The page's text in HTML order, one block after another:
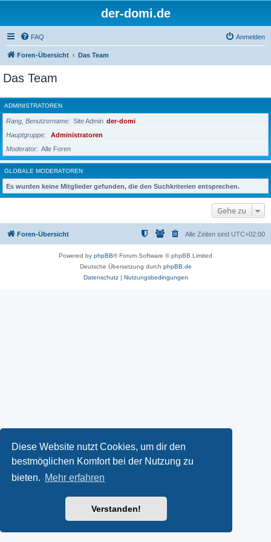
Diese Website nutzt Cookies, um dir den
bestmöglichen Komfort bei der Nutzung zu
bieten. Mehr erfahren
Verstanden!
der-domi.de
FAQ Anmelden
Foren-Übersicht Das Team
Das Team
ADMINISTRATOREN
Rang, Benutzername Site Admin der-domi
Hauptgruppe
Administratoren
Moderator
Alle Foren
GLOBALE MODERATOREN
Es wurden keine Mitglieder gefunden, die den Suchkriterien entsprechen.
Gehe zu
Foren-Übersicht Alle Zeiten sind UTC+02:00
Powered by phpBB® Forum Software © phpBB Limited
Deutsche Übersetzung durch phpBB.de
Datenschutz| Nutzungsbedingungen